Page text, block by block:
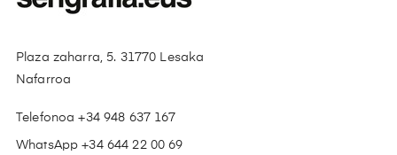
Plaza zaharra, 5. 31770 Lesaka
Nafarroa
Telefonoa +34 948 637 167
WhatsApp +34 644 22 00 69